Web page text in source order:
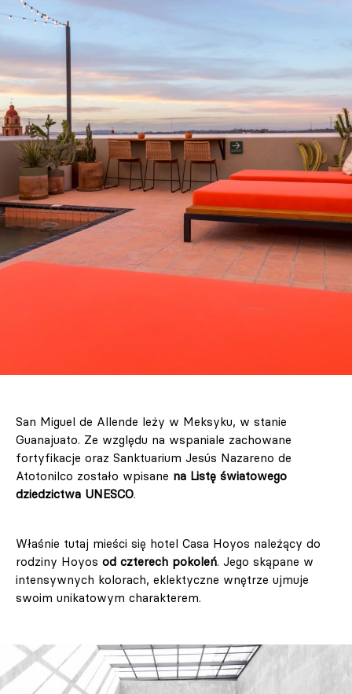
San Miguel de Allende leży w Meksyku, w stanie
Guanajuato. Ze względu na wspaniale zachowane
fortyfikacje oraz Sanktuarium Jesús Nazareno de
Atotonilco zostało wpisane na Listę światowego
dziedzictwa UNESCO.
Właśnie tutaj mieści się hotel Casa Hoyos należący do
rodziny Hoyos od czterech pokoleń. Jego skąpane w
intensywnych kolorach, eklektyczne wnętrze ujmuje
swoim unikatowym charakterem.